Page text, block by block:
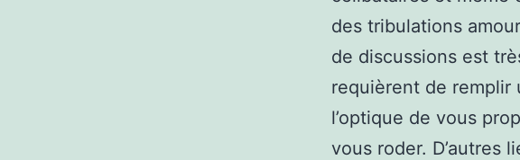
des tribulations
de discussions est
requièrent de remplir
l’optique de vous
vous roder. D’autres